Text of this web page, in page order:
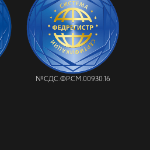
№СДС.ФР.СМ.00930.16